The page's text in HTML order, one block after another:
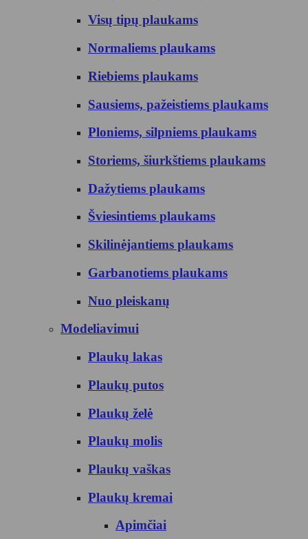
Visų tipų plaukams
Normaliems plaukams
Riebiems plaukams
Sausiems, pažeistiems plaukams
Ploniems, silpniems plaukams
Storiems, šiurkštiems plaukams
Dažytiems plaukams
Šviesintiems plaukams
Skilinėjantiems plaukams
Garbanotiems plaukams
Nuo pleiskanų
Modeliavimui
Plaukų lakas
Plaukų putos
Plaukų želė
Plaukų molis
Plaukų vaškas
Plaukų kremai
Apimčiai